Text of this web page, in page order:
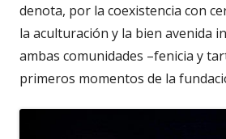
denota, por la coexistencia con
la aculturación y la bien avenida
ambas comunidades –fenicia y
primeros momentos de la